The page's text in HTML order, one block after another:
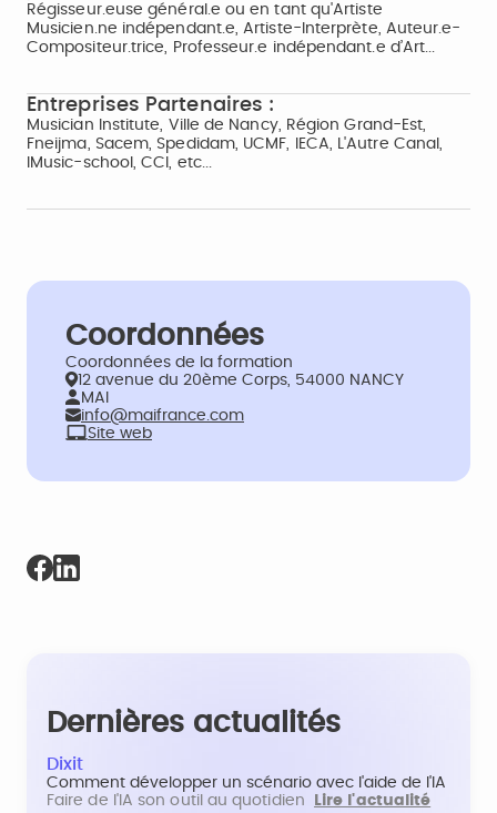
Régisseur.euse général.e ou en tant qu'Artiste
Musicien.ne indépendant.e, Artiste-Interprète, Auteur.e-
Compositeur.trice, Professeur.e indépendant.e d’Art...
Entreprises Partenaires :
Musician Institute, Ville de Nancy, Région Grand-Est,
Fneijma, Sacem, Spedidam, UCMF, IECA, L'Autre Canal,
IMusic-school, CCI, etc...
Coordonnées
Coordonnées de la formation
12 avenue du 20ème Corps, 54000 NANCY
MAI
info@maifrance.com
Site web
Dernières actualités
Dixit
Comment développer un scénario avec l'aide de l'IA
Faire de l'IA son outil au quotidien
Lire l'actualité